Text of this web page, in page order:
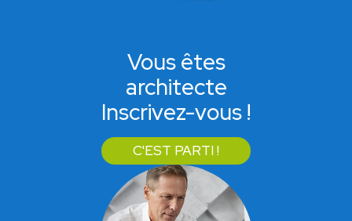
Vous êtes
architecte
Inscrivez-vous !
C'EST PARTI !